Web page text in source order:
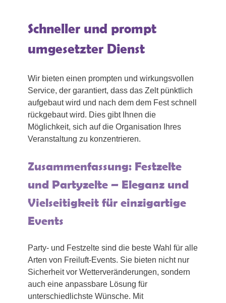
Schneller und prompt
umgesetzter Dienst
Wir bieten einen prompten und wirkungsvollen
Service, der garantiert, dass das Zelt pünktlich
aufgebaut wird und nach dem dem Fest schnell
rückgebaut wird. Dies gibt Ihnen die
Möglichkeit, sich auf die Organisation Ihres
Veranstaltung zu konzentrieren.
Zusammenfassung: Festzelte
und Partyzelte – Eleganz und
Vielseitigkeit für einzigartige
Events
Party- und Festzelte sind die beste Wahl für alle
Arten von Freiluft-Events. Sie bieten nicht nur
Sicherheit vor Wetterveränderungen, sondern
auch eine anpassbare Lösung für
unterschiedlichste Wünsche. Mit